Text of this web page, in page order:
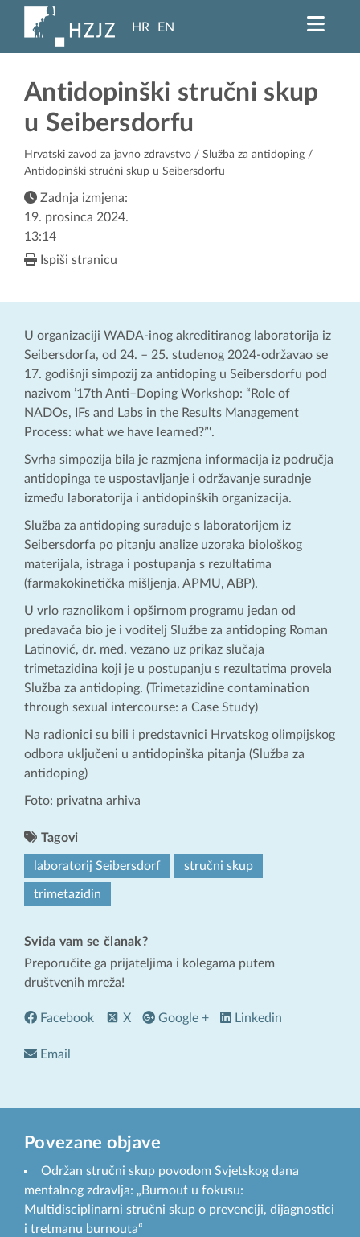
HR EN
Antidopinški stručni skup
u Seibersdorfu
Hrvatski zavod za javno zdravstvo / Služba za antidoping /
Antidopinški stručni skup u Seibersdorfu
Zadnja izmjena:
19. prosinca 2024.
13:14
Ispiši stranicu
U organizaciji WADA-inog akreditiranog laboratorija iz
Seibersdorfa, od 24. – 25. studenog 2024-održavao se
17. godišnji simpozij za antidoping u Seibersdorfu pod
nazivom ’17th Anti–Doping Workshop: “Role of
NADOs, IFs and Labs in the Results Management
Process: what we have learned?”‘.
Svrha simpozija bila je razmjena informacija iz područja
antidopinga te uspostavljanje i održavanje suradnje
između laboratorija i antidopinških organizacija.
Služba za antidoping surađuje s laboratorijem iz
Seibersdorfa po pitanju analize uzoraka biološkog
materijala, istraga i postupanja s rezultatima
(farmakokinetička mišljenja, APMU, ABP).
U vrlo raznolikom i opširnom programu jedan od
predavača bio je i voditelj Službe za antidoping Roman
Latinović, dr. med. vezano uz prikaz slučaja
trimetazidina koji je u postupanju s rezultatima provela
Služba za antidoping. (Trimetazidine contamination
through sexual intercourse: a Case Study)
Na radionici su bili i predstavnici Hrvatskog olimpijskog
odbora uključeni u antidopinška pitanja (Služba za
antidoping)
Foto: privatna arhiva
Tagovi
laboratorij Seibersdorf stručni skup
trimetazidin
Sviđa vam se članak?
Preporučite ga prijateljima i kolegama putem
društvenih mreža!
Facebook X Google + Linkedin
Email
Povezane objave
Održan stručni skup povodom Svjetskog dana
mentalnog zdravlja: „Burnout u fokusu:
Multidisciplinarni stručni skup o prevenciji, dijagnostici
i tretmanu burnouta“